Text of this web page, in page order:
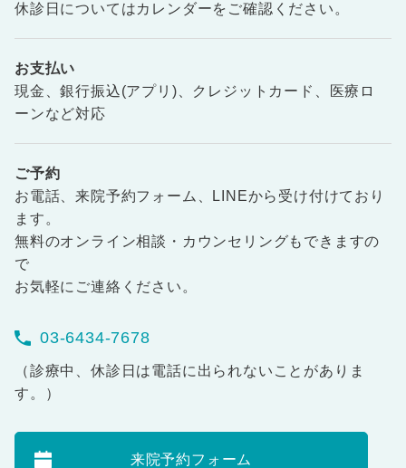
休診日についてはカレンダーをご確認ください。
お支払い
現金、銀行振込(アプリ)、クレジットカード、医療ロ
ーンなど対応
ご予約
お電話、来院予約フォーム、LINEから受け付けており
ます。
無料のオンライン相談・カウンセリングもできますの
で
お気軽にご連絡ください。
03-6434-7678
（診療中、休診日は電話に出られないことがありま
す。）
来院予約フォーム